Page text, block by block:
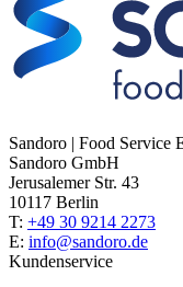
Sandoro | Food Service
Sandoro GmbH
Jerusalemer Str. 43
10117 Berlin
T: +49 30 9214 2273
E: info@sandoro.de
Kundenservice